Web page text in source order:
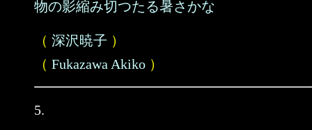
物の影縮み切つたる暑さかな
（ 深沢暁子 ）
（ Fukazawa Akiko ）
5.